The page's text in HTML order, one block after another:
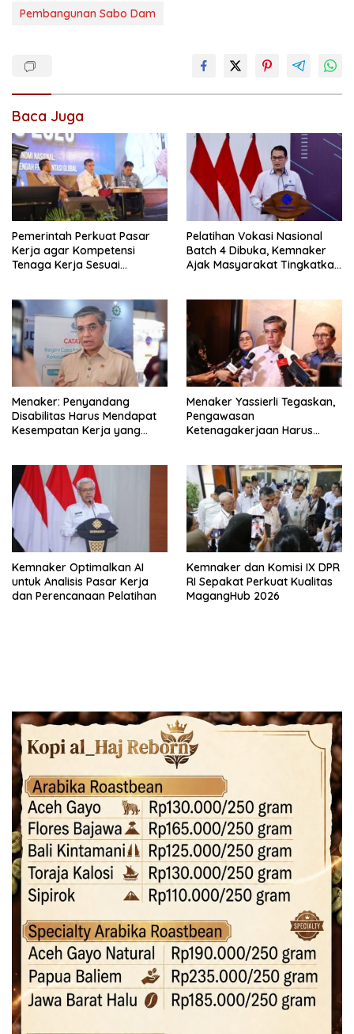
Pembangunan Sabo Dam
Baca Juga
Pemerintah Perkuat Pasar
Kerja agar Kompetensi
Tenaga Kerja Sesuai
Pelatihan Vokasi Nasional
Batch 4 Dibuka, Kemnaker
Ajak Masyarakat Tingkatkan
Menaker: Penyandang
Disabilitas Harus Mendapat
Kesempatan Kerja yang
Menaker Yassierli Tegaskan,
Pengawasan
Ketenagakerjaan Harus
Kemnaker Optimalkan AI
untuk Analisis Pasar Kerja
dan Perencanaan Pelatihan
Kemnaker dan Komisi IX DPR
RI Sepakat Perkuat Kualitas
MagangHub 2026